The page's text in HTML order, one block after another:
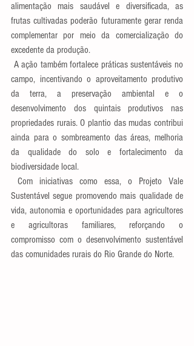
alimentação mais saudável e diversificada, as
frutas cultivadas poderão futuramente gerar renda
complementar por meio da comercialização do
excedente da produção.
A ação também fortalece práticas sustentáveis no
campo, incentivando o aproveitamento produtivo
da terra, a preservação ambiental e o
desenvolvimento dos quintais produtivos nas
propriedades rurais. O plantio das mudas contribui
ainda para o sombreamento das áreas, melhoria
da qualidade do solo e fortalecimento da
biodiversidade local.
Com iniciativas como essa, o Projeto Vale
Sustentável segue promovendo mais qualidade de
vida, autonomia e oportunidades para agricultores
e agricultoras familiares, reforçando o
compromisso com o desenvolvimento sustentável
das comunidades rurais do Rio Grande do Norte.